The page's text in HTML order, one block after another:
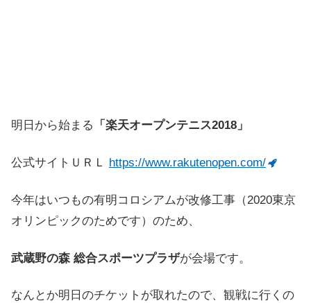
明日から始まる 「楽天オープンテニス2018」
公式サイトＵＲＬ https://www.rakutenopen.com/
今年はいつもの有明コロシアムが改修工事（2020東京
オリンピックのためです）のため、
武蔵野の森 総合スポーツプラザが会場です。
なんとか明日のチケットが取れたので、観戦に行くの